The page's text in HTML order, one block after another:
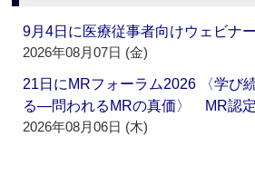
9月4日に医療従事者向けウェビナ
2026年08月07日 (金)
21日にMRフォーラム2026 〈学び
る―問われるMRの真価〉 MR認
2026年08月06日 (木)